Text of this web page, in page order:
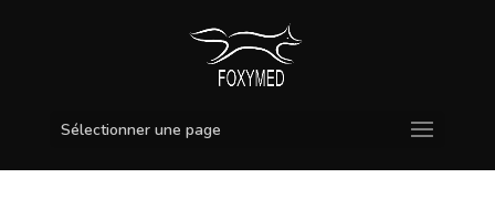
Sélectionner une page